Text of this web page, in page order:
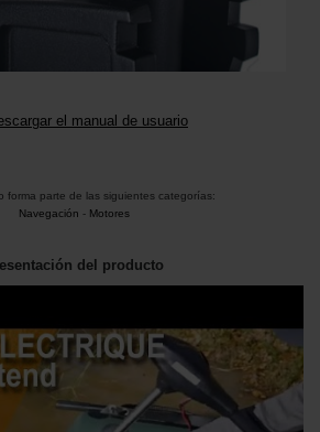
el manual de usuario
forma parte de las siguientes categorías:
Navegación - Motores
del producto